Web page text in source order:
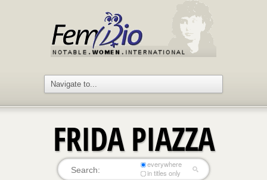
FRIDA PIAZZA
everywhere
in titles only